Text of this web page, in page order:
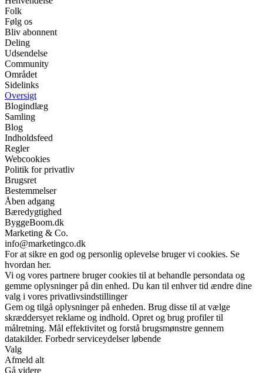
Folk
Følg os
Bliv abonnent
Deling
Udsendelse
Community
Området
Sidelinks
Oversigt
Blogindlæg
Samling
Blog
Indholdsfeed
Regler
Webcookies
Politik for privatliv
Brugsret
Bestemmelser
Åben adgang
Bæredygtighed
ByggeBoom.dk
Marketing & Co.
info@marketingco.dk
For at sikre en god og personlig oplevelse bruger vi cookies. Se
hvordan her.
Vi og vores partnere bruger cookies til at behandle persondata og
gemme oplysninger på din enhed. Du kan til enhver tid ændre dine
valg i vores privatlivsindstillinger
Gem og tilgå oplysninger på enheden. Brug disse til at vælge
skræddersyet reklame og indhold. Opret og brug profiler til
målretning. Mål effektivitet og forstå brugsmønstre gennem
datakilder. Forbedr serviceydelser løbende
Valg
Afmeld alt
Gå videre